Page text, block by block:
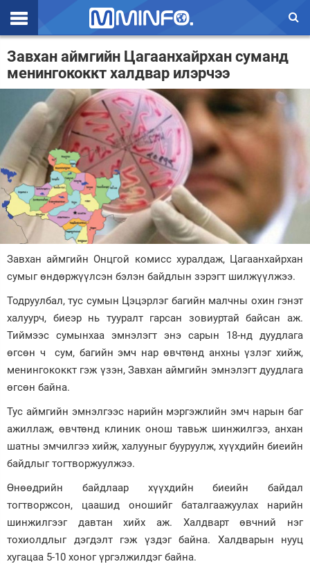
Эхлэл
Цаг агаар
Валют ханш
Улс төр
Эдийн засаг
Үзэл бодол
Спорт
Нийгэм
Дэлхий
Энтертайнмэнт
Зурхай
Завхан аймгийн Цагаанхайрхан суманд
менингококкт халдвар илэрчээ
Завхан аймгийн Онцгой комисс хуралдаж, Цагаанхайрхан
сумыг өндөржүүлсэн бэлэн байдлын зэрэгт шилжүүлжээ.
Тодруулбал, тус сумын Цэцэрлэг багийн малчны охин гэнэт
халуурч, биеэр нь тууралт гарсан зовиуртай байсан аж.
Тиймээс сумынхаа эмнэлэгт энэ сарын 18-нд дуудлага
өгсөн ч сум, багийн эмч нар өвчтөнд анхны үзлэг хийж,
менингококкт гэж үзэн, Завхан аймгийн эмнэлэгт дуудлага
өгсөн байна.
Тус аймгийн эмнэлгээс нарийн мэргэжлийн эмч нарын баг
ажиллаж, өвчтөнд клиник онош тавьж шинжилгээ, анхан
шатны эмчилгээ хийж, халууныг бууруулж, хүүхдийн биеийн
байдлыг тогтворжуулжээ.
Өнөөдрийн байдлаар хүүхдийн биеийн байдал
тогтворжсон, цаашид оношийг баталгаажуулах нарийн
шинжилгээг давтан хийх аж. Халдварт өвчний нэг
тохиолдлыг дэгдэлт гэж үздэг байна. Халдварын нууц
хугацаа 5-10 хоног үргэлжилдэг байна.